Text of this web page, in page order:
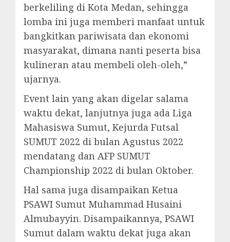
berkeliling di Kota Medan, sehingga
lomba ini juga memberi manfaat untuk
bangkitkan pariwisata dan ekonomi
masyarakat, dimana nanti peserta bisa
kulineran atau membeli oleh-oleh,”
ujarnya.
Event lain yang akan digelar salama
waktu dekat, lanjutnya juga ada Liga
Mahasiswa Sumut, Kejurda Futsal
SUMUT 2022 di bulan Agustus 2022
mendatang dan AFP SUMUT
Championship 2022 di bulan Oktober.
Hal sama juga disampaikan Ketua
PSAWI Sumut Muhammad Husaini
Almubayyin. Disampaikannya, PSAWI
Sumut dalam waktu dekat juga akan